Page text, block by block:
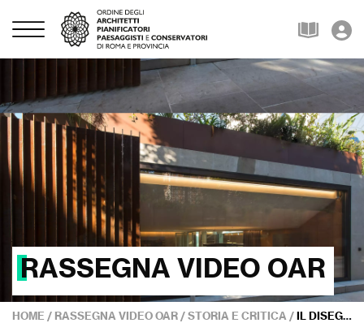
RASSEGNA VIDEO OAR
HOME / RASSEGNA VIDEO OAR /STORIA E CRITICA /IL DISEGNO DELL’ARCHITETTURA